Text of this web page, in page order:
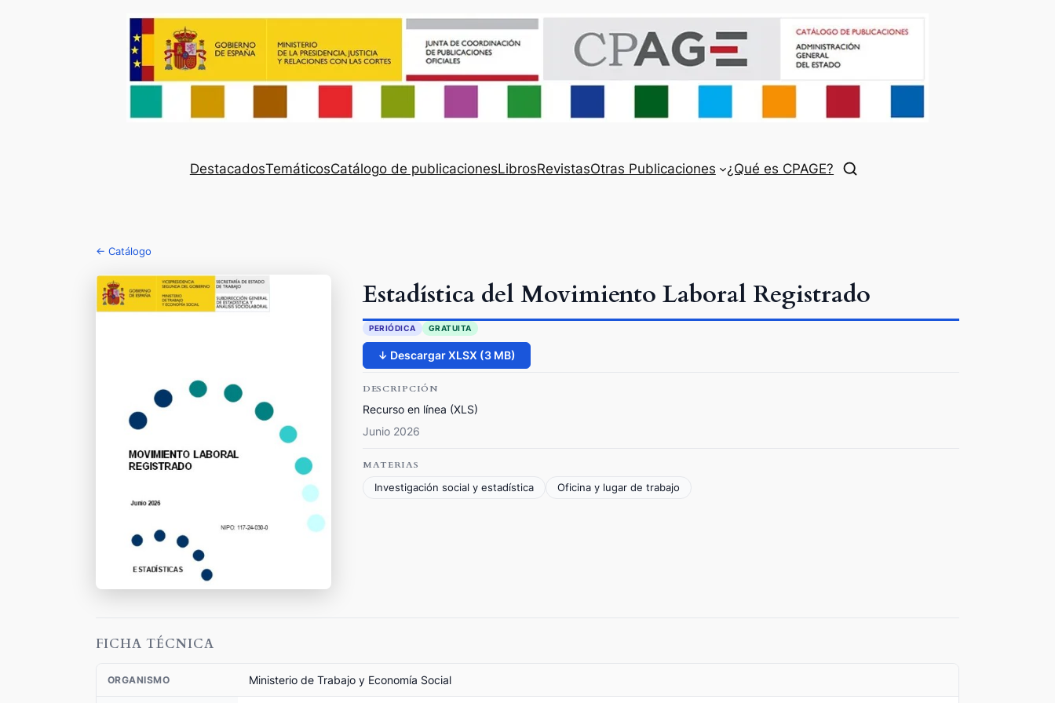
DestacadosTemáticosCatálogo de publicacionesLibrosRevistasOtras Publicaciones ¿Qué es CPAGE?
← Catálogo
Estadística del Movimiento Laboral Registrado
PERIÓDICA GRATUITA
↓ Descargar XLSX (3 MB)
DESCRIPCIÓN
Recurso en línea (XLS)
Junio 2026
MATERIAS
Investigación social y estadística
Oficina y lugar de trabajo
FICHA TÉCNICA
ORGANISMO Ministerio de Trabajo y Economía Social